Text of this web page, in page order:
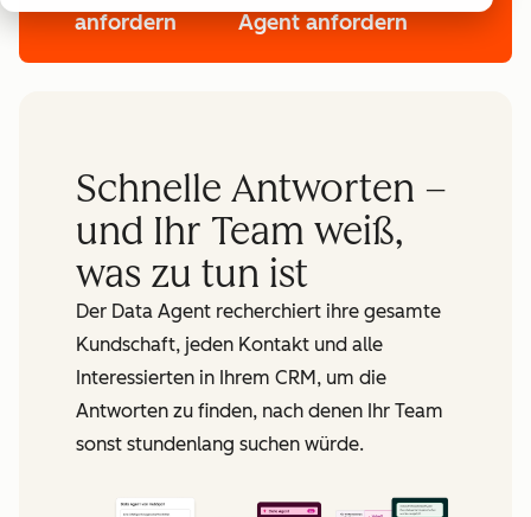
anfordern
Agent anfordern
Schnelle Antworten –
und Ihr Team weiß,
was zu tun ist
Der Data Agent recherchiert ihre gesamte
Kundschaft, jeden Kontakt und alle
Interessierten in Ihrem CRM, um die
Antworten zu finden, nach denen Ihr Team
sonst stundenlang suchen würde.